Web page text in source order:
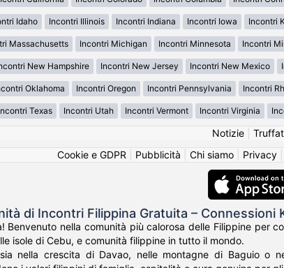
Idaho Incontri Illinois Incontri Indiana Incontri Iowa Incontri
Massachusetts Incontri Michigan Incontri Minnesota Incontri
New Hampshire Incontri New Jersey Incontri New Mexico
Oklahoma Incontri Oregon Incontri Pennsylvania Incontri
Texas Incontri Utah Incontri Vermont Incontri Virginia
Notizie|
Cookie e GDPR
Pubblicità Chi siamo Privacy
di Incontri Filippina Gratuita – Connessioni
Benvenuto nella comunità più calorosa delle Filippine per
isole di Cebu, e comunità filippine in tutto il mondo.
nella crescita di Davao, nelle montagne di Baguio o